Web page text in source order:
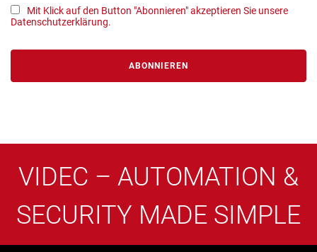
Mit Klick auf den Button "Abonnieren" akzeptieren Sie unsere
Datenschutzerklärung.
VIDEC – AUTOMATION &
SECURITY MADE SIMPLE